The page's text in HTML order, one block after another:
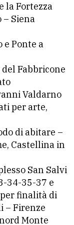
la Fortezza
– Siena
e Ponte a
Fabbricone
Valdarno
per arte,
di abitare –
Castellina in
San Salvi
34-35-37 e
finalità di
– Firenze
Monte